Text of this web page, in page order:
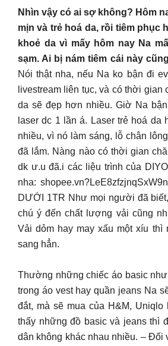
Nhìn vậy có ai sợ không? Hôm
mịn và trẻ hoá da, rồi tiêm phục
khoẻ da vì mấy hôm nay Na
sạm. Ai bị nám tiêm cái này
Nói thật nha, nếu Na ko bận đi
livestream liên tục, và có thời gian
da sẽ đẹp hơn nhiều. Giờ Na
laser dc 1 lần á. Laser trẻ hoá da
nhiều, vì nó làm sáng, lỗ chân
đã lắm. Nàng nào có thời gian
dk ư.u đã.i các liệu trình của
nha:
DƯỚI 1TR Như mọi người đã
chú ý đến chất lượng vải cũng
Vải dỏm hay may xấu một xíu thì
sang hẳn.
Thường những chiếc áo basic
trong áo vest hay quần jeans Na
đắt, mà sẽ mua của H&M, Uniqlo
thấy những đồ basic và jeans thì
dân không khác nhau nhiều. – Đối